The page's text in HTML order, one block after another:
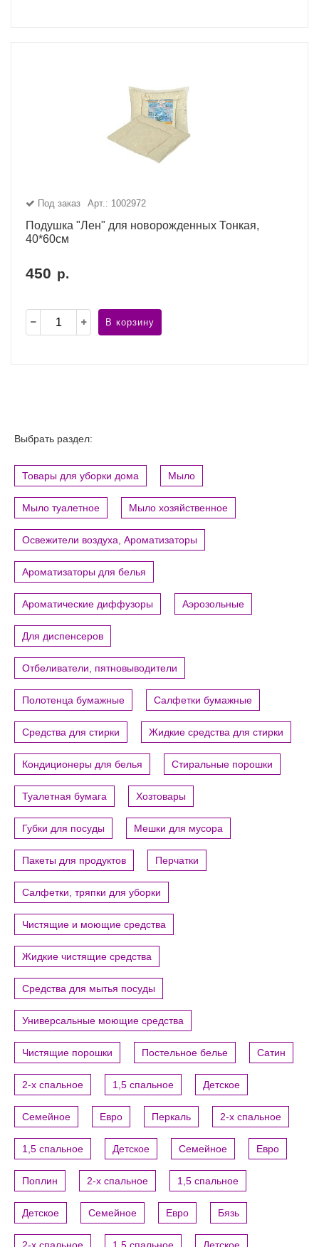
Под заказ Арт.: 1002972
Подушка "Лен" для новорожденных Тонкая,
40*60см
450 р.
В корзину
Выбрать раздел:
Товары для уборки дома Мыло
Мыло туалетное Мыло хозяйственное
Освежители воздуха, Ароматизаторы
Ароматизаторы для белья
Ароматические диффузоры Аэрозольные
Для диспенсеров
Отбеливатели, пятновыводители
Полотенца бумажные Салфетки бумажные
Средства для стирки Жидкие средства для стирки
Кондиционеры для белья Стиральные порошки
Туалетная бумага Хозтовары
Губки для посуды Мешки для мусора
Пакеты для продуктов Перчатки
Салфетки, тряпки для уборки
Чистящие и моющие средства
Жидкие чистящие средства
Средства для мытья посуды
Универсальные моющие средства
Чистящие порошки Постельное белье Сатин
2-х спальное 1,5 спальное Детское
Семейное Евро Перкаль 2-х спальное
1,5 спальное Детское Семейное Евро
Поплин 2-х спальное 1,5 спальное
Детское Семейное Евро Бязь